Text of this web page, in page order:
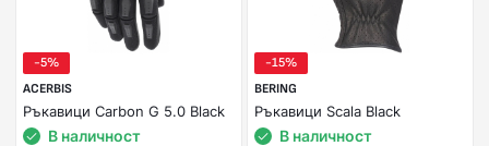
-5%
ACERBIS
Ръкавици Carbon G 5.0 Black
В наличност
-15%
BERING
Ръкавици Scala Black
В наличност